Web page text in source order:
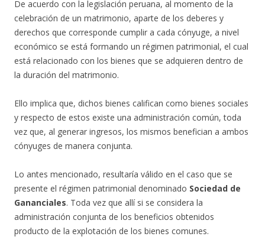
De acuerdo con la legislación peruana, al momento de la
celebración de un matrimonio, aparte de los deberes y
derechos que corresponde cumplir a cada cónyuge, a nivel
económico se está formando un régimen patrimonial, el cual
está relacionado con los bienes que se adquieren dentro de
la duración del matrimonio.
Ello implica que, dichos bienes califican como bienes sociales
y respecto de estos existe una administración común, toda
vez que, al generar ingresos, los mismos benefician a ambos
cónyuges de manera conjunta.
Lo antes mencionado, resultaría válido en el caso que se
presente el régimen patrimonial denominado Sociedad de
Gananciales. Toda vez que allí si se considera la
administración conjunta de los beneficios obtenidos
producto de la explotación de los bienes comunes.